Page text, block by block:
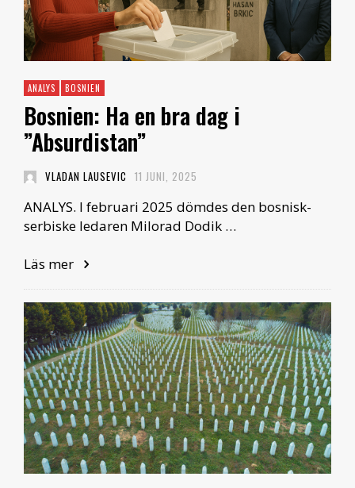
ANALYS BOSNIEN
Bosnien: Ha en bra dag i
”Absurdistan”
VLADAN LAUSEVIC 11 JUNI, 2025
ANALYS. I februari 2025 dömdes den bosnisk-
serbiske ledaren Milorad Dodik …
Läs mer